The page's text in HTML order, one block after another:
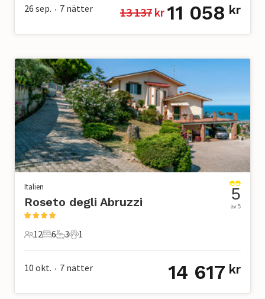
26 sep. • 7 nätter 13 137 kr 11 058 kr
Italien
Roseto degli Abruzzi
12 Gäster
12
6 Sovrum
6
3 Badrum
3
1 Husdjur
1
5
av 5
10 okt. • 7 nätter 14 617 kr